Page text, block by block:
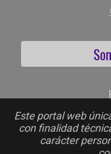
Este portal web
con finalidad
carácter